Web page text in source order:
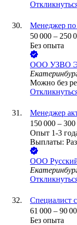
Менеджер по
50 000 – 250
Без опыта
ООО УЗВО
Можно без
Менеджер
150 000 – 300
Опыт 1-3
Выплаты:
ООО
Специалист
61 000 – 90
Без опыта